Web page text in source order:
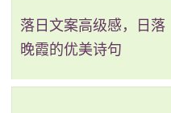
路线二：全程38.4公里
落日文案高级感，日落
晚霞的优美诗句